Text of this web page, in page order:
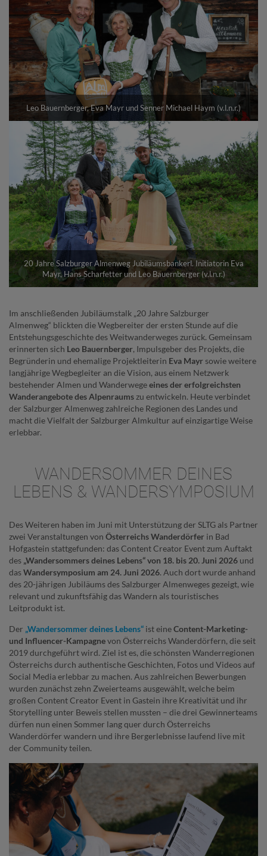
Leo Bauernberger, Eva Mayr und Senner Michael Haym (v.l.n.r.)
20 Jahre Salzburger Almenweg Jubiläumsbankerl. Initiatorin Eva
Mayr, Hans Scharfetter und Leo Bauernberger (v.l.n.r.)
Im anschließenden Jubiläumstalk „20 Jahre Salzburger
Almenweg“ blickten die Wegbereiter der ersten Stunde auf die
Entstehungsgeschichte des Weitwanderweges zurück. Gemeinsam
erinnerten sich Leo Bauernberger, Impulsgeber des Projekts, die
Begründerin und ehemalige Projektleiterin Eva Mayr sowie weitere
langjährige Wegbegleiter an die Vision, aus einem Netzwerk
bestehender Almen und Wanderwegeeines der erfolgreichsten
Wanderangebote des Alpenraums zu entwickeln. Heute verbindet
der Salzburger Almenweg zahlreiche Regionen des Landes und
macht die Vielfalt der Salzburger Almkultur auf einzigartige Weise
erlebbar.
WANDERSOMMER DEINES
LEBENS & WANDERSYMPOSIUM
Des Weiteren haben im Juni mit Unterstützung der SLTG als Partner
zwei Veranstaltungen von Österreichs Wanderdörfer in Bad
Hofgastein stattgefunden: das Content Creator Event zum Auftakt
des „Wandersommers deines Lebens“ von 18. bis 20. Juni 2026 und
dasWandersymposium am 24. Juni 2026. Auch dort wurde anhand
des 20-jährigen Jubiläums des Salzburger Almenweges gezeigt, wie
relevant und zukunftsfähig das Wandern als touristisches
Leitprodukt ist.
Der „Wandersommer deines Lebens“ ist eineContent-Marketing-
und Influencer-Kampagnevon Österreichs Wanderdörfern, die seit
2019 durchgeführt wird. Ziel ist es, die schönsten Wanderregionen
Österreichs durch authentische Geschichten, Fotos und Videos auf
Social Media erlebbar zu machen. Aus zahlreichen Bewerbungen
wurden zunächst zehn Zweierteams ausgewählt, welche beim
großen Content Creator Event in Gastein ihre Kreativität und ihr
Storytelling unter Beweis stellen mussten – die drei Gewinnerteams
dürfen nun einen Sommer lang quer durch Österreichs
Wanderdörfer wandern und ihre Bergerlebnisse laufend live mit
der Community teilen.